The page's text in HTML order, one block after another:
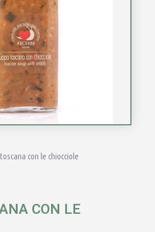
con le chiocciole
CON LE